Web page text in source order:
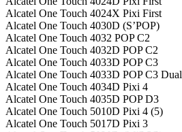
Alcatel One Touch 4024X Pixi First
Alcatel One Touch 4030D (S’POP)
Alcatel One Touch 4032 POP C2
Alcatel One Touch 4032D POP C2
Alcatel One Touch 4033D POP C3
Alcatel One Touch 4033D POP C3 Dual
Alcatel One Touch 4034D Pixi 4
Alcatel One Touch 4035D POP D3
Alcatel One Touch 5010D Pixi 4 (5)
Alcatel One Touch 5017D Pixi 3